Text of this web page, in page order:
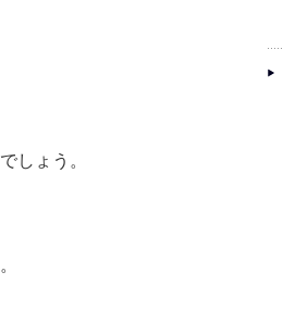
しょう。